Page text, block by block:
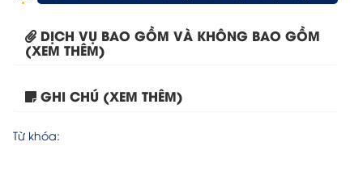
DỊCH VỤ BAO GỒM VÀ KHÔNG BAO GỒM
(XEM THÊM)
GHI CHÚ (XEM THÊM)
Từ khóa: